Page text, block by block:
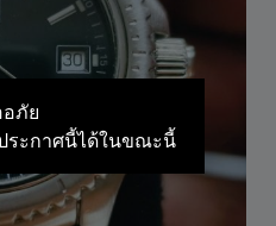
ภัย
ระกาศนี้ได้ในขณะนี้